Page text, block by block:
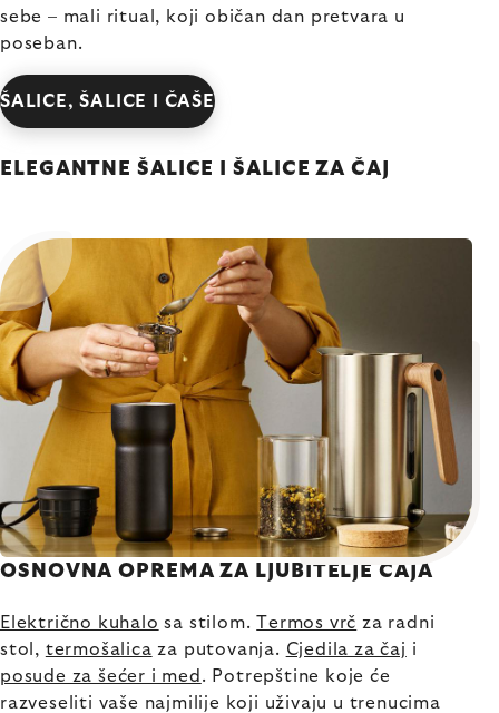
sebe – mali ritual, koji običan dan pretvara u
poseban.
ŠALICE, ŠALICE I ČAŠE
ELEGANTNE ŠALICE I ŠALICE ZA ČAJ
OSNOVNA OPREMA ZA LJUBITELJE ČAJA
Električno kuhalo sa stilom.Termos vrč za radni
stol, termošalica za putovanja. Cjedila za čaj i
posude za šećer i med . Potrepštine koje će
razveseliti vaše najmilije koji uživaju u trenucima